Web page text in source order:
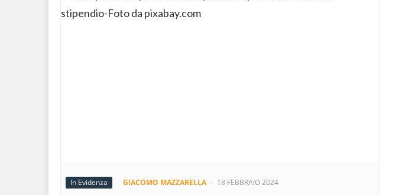
In Evidenza GIACOMO MAZZARELLA - 18 FEBBRAIO 2024